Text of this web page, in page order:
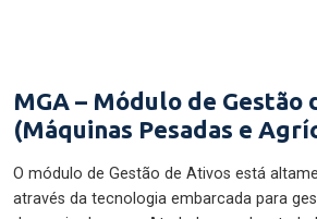
MGA – Módulo de Gestão
(Máquinas Pesadas e
O módulo de Gestão de Ativos está
através da tecnologia embarcada para